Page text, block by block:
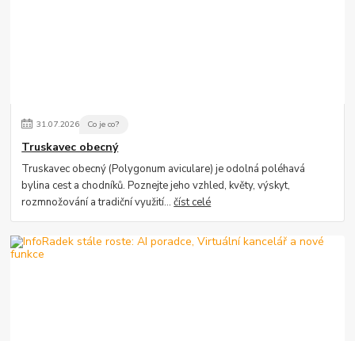
31.07.2026 Co je co?
Truskavec obecný
Truskavec obecný (Polygonum aviculare) je odolná poléhavá
bylina cest a chodníků. Poznejte jeho vzhled, květy, výskyt,
rozmnožování a tradiční využití...číst celé